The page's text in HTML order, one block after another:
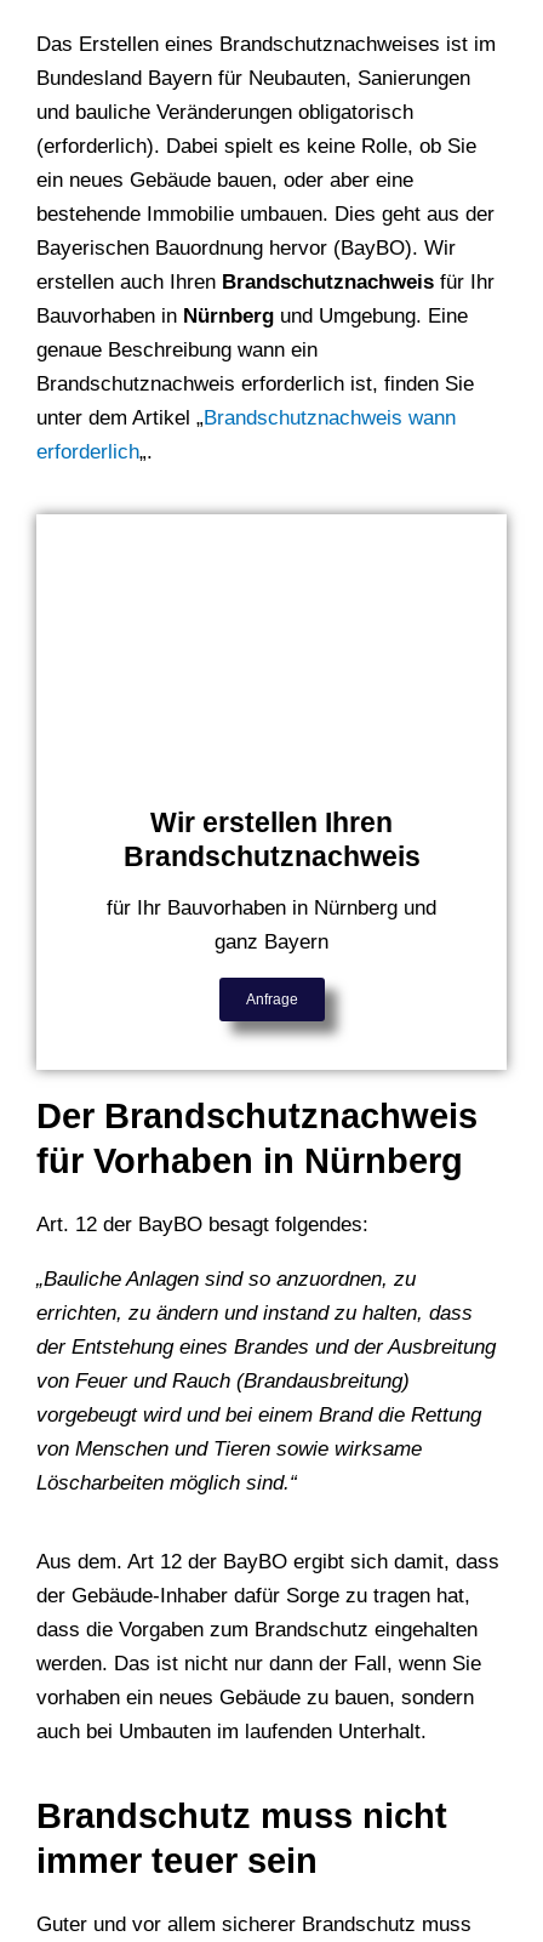
Das Erstellen eines Brandschutznachweises ist im
Bundesland Bayern für Neubauten, Sanierungen
und bauliche Veränderungen obligatorisch
(erforderlich). Dabei spielt es keine Rolle, ob Sie
ein neues Gebäude bauen, oder aber eine
bestehende Immobilie umbauen. Dies geht aus der
Bayerischen Bauordnung hervor (BayBO). Wir
erstellen auch Ihren Brandschutznachweis für Ihr
Bauvorhaben in Nürnberg und Umgebung. Eine
genaue Beschreibung wann ein
Brandschutznachweis erforderlich ist, finden Sie
unter dem Artikel „Brandschutznachweis wann
erforderlich„.
Wir erstellen Ihren
Brandschutznachweis
für Ihr Bauvorhaben in Nürnberg und
ganz Bayern
Anfrage
Der Brandschutznachweis
für Vorhaben in Nürnberg
Art. 12 der BayBO besagt folgendes:
„Bauliche Anlagen sind so anzuordnen, zu
errichten, zu ändern und instand zu halten, dass
der Entstehung eines Brandes und der Ausbreitung
von Feuer und Rauch (Brandausbreitung)
vorgebeugt wird und bei einem Brand die Rettung
von Menschen und Tieren sowie wirksame
Löscharbeiten möglich sind.“
Aus dem. Art 12 der BayBO ergibt sich damit, dass
der Gebäude-Inhaber dafür Sorge zu tragen hat,
dass die Vorgaben zum Brandschutz eingehalten
werden. Das ist nicht nur dann der Fall, wenn Sie
vorhaben ein neues Gebäude zu bauen, sondern
auch bei Umbauten im laufenden Unterhalt.
Brandschutz muss nicht
immer teuer sein
Guter und vor allem sicherer Brandschutz muss